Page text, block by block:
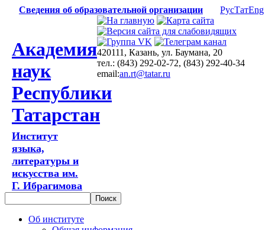
Сведения об образовательной организации РусТатEng
Академия
наук
Республики
Татарстан
Институт
языка,
литературы и
искусства им.
Г. Ибрагимова
420111, Казань, ул. Баумана, 20
тел.: (843) 292-02-72, (843) 292-40-34
email:an.rt@tatar.ru
Об институте